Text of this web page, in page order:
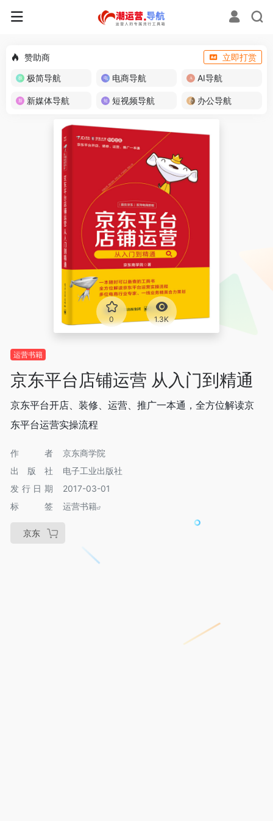
赞助商
立即打赏
极简导航
电商导航 AI导航
新媒体导航 短视频导航 办公导航
0 1.3K
运营书籍
京东平台店铺运营 从入门到精通
京东平台开店、装修、运营、推广一本通，全方位解读京
东平台运营实操流程
作者
京东商学院
出版社
电子工业出版社
发行日期
2017-03-01
标签
运营书籍
京东